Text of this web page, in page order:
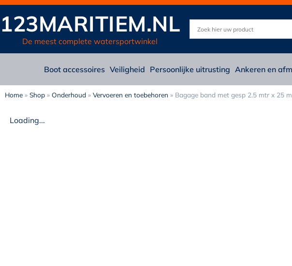
123MARITIEM.NL
De meest complete watersportwinkel
Boot accessoires Veiligheid Persoonlijke uitrusting Ankeren en
Home » Shop » Onderhoud » Vervoeren en toebehoren » Bagage band met gesp 2.5 mtr x 25
Loading...